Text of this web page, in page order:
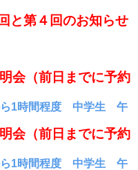
と第４回のお知らせ
（前日までに予約
1時間程度 中学生 午
（前日までに予約
1時間程度 中学生 午